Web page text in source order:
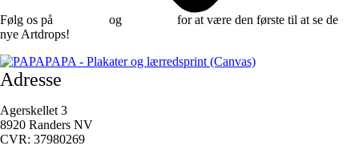
Følg os på og
for at være den første til at se de
nye Artdrops!
Adresse
Agerskellet 3
8920 Randers NV
CVR: 37980269